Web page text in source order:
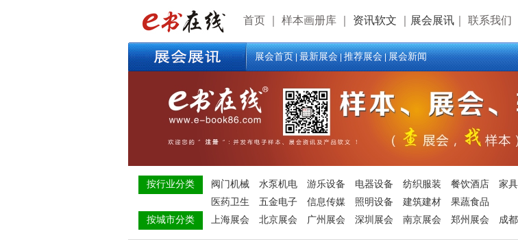
首页 样本画册库 资讯软文 展会展讯 联系我们
展会首页|最新展会|推荐展会|展会新闻
按行业分类 阀门机械 水泵机电 游乐设备 电器设备 纺织服装 餐饮酒店 家
医药卫生
五金电子 信息传媒 照明设备 建筑建材
果蔬食品
按城市分类
上海展会 北京展会 广州展会 深圳展会 南京展会 郑州展会 成